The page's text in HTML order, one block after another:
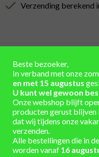
Verzending berekend
AANVULLENDE INFORMATIE
AFMETINGEN Hoogte
INHOUD
(LITER)
150
MATERIAAL
KLEUR
Beste bezoeker,
In verband met onze
en met 15 augustus
U kunt wel gewoon
Onze webshop blijft
producten gerust blijven
dat wij tijdens onze
verzenden.
Alle bestellingen die in
worden vanaf 16